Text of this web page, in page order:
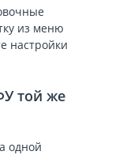
из меню
настройки
той же
одной